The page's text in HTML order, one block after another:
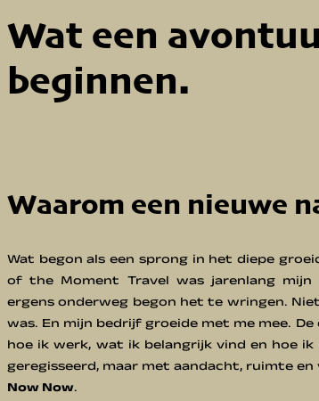
Wat een
beginnen.
Waarom een nieuwe
Wat begon als een sprong in het diepe
of the Moment Travel was jarenlang
ergens onderweg begon het te wringen.
was. En mijn bedrijf groeide met me mee.
hoe ik werk, wat ik belangrijk vind en hoe
geregisseerd, maar met aandacht, ruimte
Now Now.